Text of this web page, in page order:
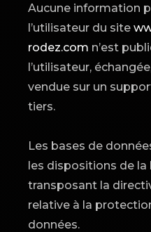
Aucune information
l’utilisateur du site
rodez.com n’est
l’utilisateur,
vendue sur un
tiers.
Les bases de
les dispositions de la
transposant la
relative à la
données.